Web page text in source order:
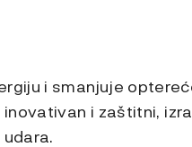
i smanjuje
i zaštitni,